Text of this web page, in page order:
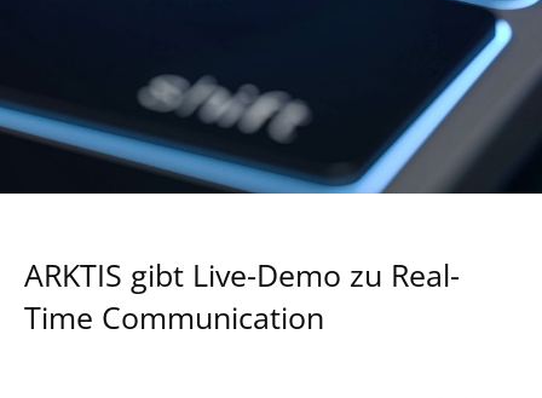
ARKTIS gibt Live-Demo zu Real-
Time Communication